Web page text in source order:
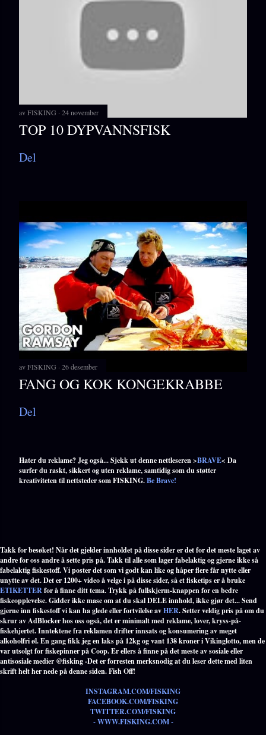
avFISKING 24 november
TOP 10 DYPVANNSFISK
Del
avFISKING 26 desember
FANG OG KOK KONGEKRABBE
Del
Hater du reklame? Jeg også... Sjekk ut denne nettleseren >BRAVE< Da
surfer du raskt, sikkert og uten reklame, samtidig som du støtter
kreativiteten til nettsteder som FISKING.Be Brave!
Takk for besøket! Når det gjelder innholdet på disse sider er det for det meste laget av
andre for oss andre å sette pris på. Takk til alle som lager fabelaktig og gjerne ikke så
fabelaktig fiskestoff. Vi poster det som vi godt kan like og håper flere får nytte eller
unytte av det. Det er 1200+ video å velge i på disse sider, så et fisketips er å bruke
ETIKETTERfor å finne ditt tema. Trykk på fullskjerm-knappen for en bedre
fiskeopplevelse. Gidder ikke mase om at du skal DELE innhold, ikke gjør det... Send
gjerne inn fiskestoff vi kan ha glede eller fortvilelse avHER. Setter veldig pris på om du
skrur av AdBlocker hos oss også, det er minimalt med reklame, lover, kryss-på-
fiskehjertet. Inntektene fra reklamen drifter innsats og konsumering av meget
alkoholfri øl. En gang fikk jeg en laks på 12kg og vant 138 kroner i Vikinglotto, men de
var utsolgt for fiskepinner på Coop. Er ellers å finne på det meste av sosiale eller
antisosiale medier @fisking -Det er forresten merksnodig at du leser dette med liten
skrift helt her nede på denne siden. Fish Off!
INSTAGRAM.COM/FISKING
FACEBOOK.COM/FISKING
TWITTER.COM/FISKING
- WWW.FISKING.COM -